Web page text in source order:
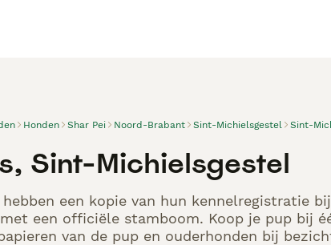
Honden Shar Pei Noord-Brabant Sint-Michielsgestel Sint-
Sint-Michielsgestel
hebben een kopie van hun kennelregistratie
met een officiële stamboom. Koop je pup bij
van de pup en ouderhonden bij